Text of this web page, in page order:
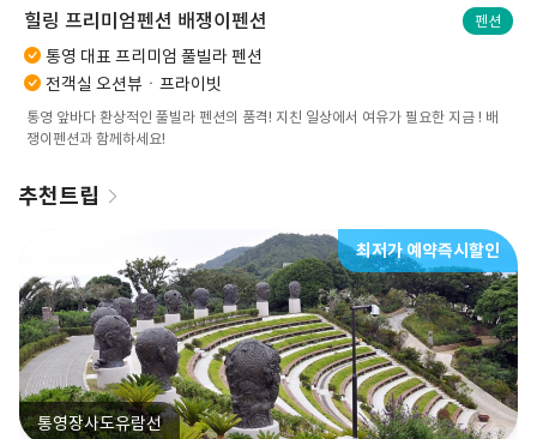
힐링 프리미엄펜션 배쟁이펜션 펜션
통영 대표 프리미엄 풀빌라 펜션
전객실 오션뷰ㆍ프라이빗
통영 앞바다 환상적인 풀빌라 펜션의 품격! 지친 일상에서 여유가 필요한 지금 ! 배
쟁이펜션과 함께하세요!
추천트립
최저가 예약즉시할인
통영장사도유람선